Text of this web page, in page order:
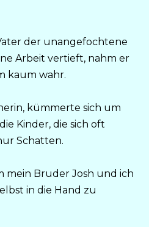
der unangefochtene
Arbeit vertieft, nahm er
kaum wahr.
kümmerte sich um
Kinder, die sich oft
Schatten.
mein Bruder Josh und ich
in die Hand zu